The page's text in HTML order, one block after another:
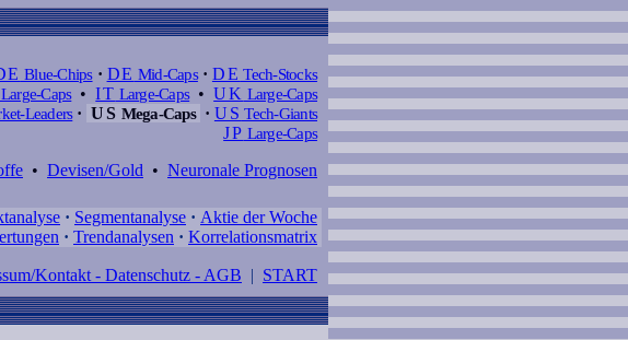
Blue-Chips · DE Mid-Caps · DE Tech-Stocks
Large-Caps•IT Large-Caps•UK Large-Caps
Leaders · US Mega-Caps · US Tech-Giants
JP Large-Caps
• Devisen/Gold • Neuronale Prognosen
· Segmentanalyse · Aktie der Woche
· Trendanalysen · Korrelationsmatrix
Kontakt - Datenschutz - AGB | START